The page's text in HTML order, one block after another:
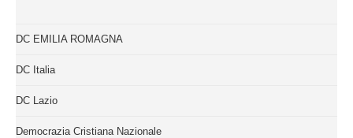
DC EMILIA ROMAGNA
DC Italia
DC Lazio
Democrazia Cristiana Nazionale